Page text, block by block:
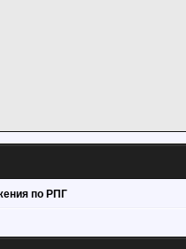
по РПГ